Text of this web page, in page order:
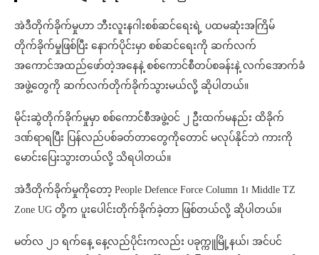
အဲဒီတိုက်ခိုက်မှုဟာ ဘီးလူးနဂါးစစ်ဆင်ရေးရဲ့ ပထမဆုံးအကြိမ်
တိုက်ခိုက်မှုဖြစ်ပြီး နောက်ပိုင်းမှာ စစ်ဆင်ရေးကို ဆက်လက်
အကောင်အထည်ဖော်တဲ့အနေနဲ့ စစ်ကောင်စီတပ်စခန်းနဲ့ လက်အောက်ခံ
အဖွဲ့တွေကို ဆက်လ​က်တိုက်ခိုက်သွားမယ်လို့ ဆိုပါတယ်။
မိုင်းဆွဲတိုက်ခိုက်မှုမှာ စစ်ကောင်စီအဖွဲ့ဝင် ၂ ဦးထက်မနည်း ထိခိုက်
ဒဏ်ရာရပြီး ပြန်လည်ပစ်ခတ်တာတွေကိုတောင် မလုပ်နိုင်ဘဲ ကားကို
မောင်းပြေးသွားတယ်လို့ သိရပါတယ်။
အဲဒီတိုက်ခိုက်မှုကိုတော့ People Defence Force Column 1၊ Middle TZ
Zone UG တို့က ပူးပေါင်းတိုက်ခိုက်ခဲ့တာ ဖြစ်တယ်လို့ ဆိုပါတယ်။
မတ်လ ၂၁ ရက်နေ့ နေ့လည်ပိုင်းကလည်း ပခုက္ကူမြို့နယ်၊ အင်ပင်